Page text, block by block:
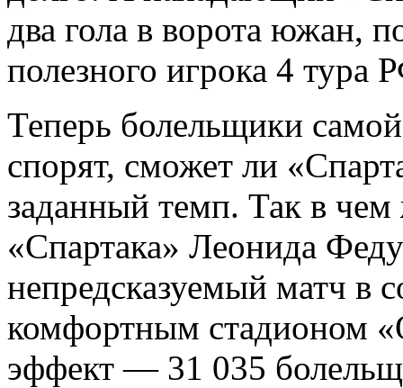
два гола в ворота южан,
полезного игрока 4 тура
Теперь болельщики
спорят, сможет ли
заданный темп. Так в
«Спартака» Леонида
непредсказуемый матч в
комфортным стадионом
эффект — 31 035